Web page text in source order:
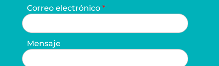
Correo electrónico
Mensaje